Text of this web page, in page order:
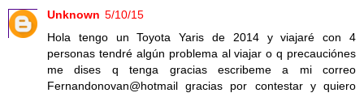
Unknown 5/10/15
Hola tengo un Toyota Yaris de 2014 y viajaré con 4
personas tendré algún problema al viajar o q precauciónes
me dises q tenga gracias escribeme a mi correo
Fernandonovan@hotmail gracias por contestar y quiero